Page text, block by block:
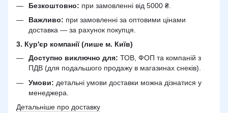
Безкоштовно: при замовленні від 5000 ₴.
Важливо: при замовленні за оптовими цінами
доставка — за рахунок покупця.
3. Кур'єр компанії (лише м. Київ)
Доступно виключно для: ТОВ, ФОП та компаній з
ПДВ (для подальшого продажу в магазинах снеків).
Умови: детальні умови доставки можна дізнатися у
менеджера.
Детальніше про доставку